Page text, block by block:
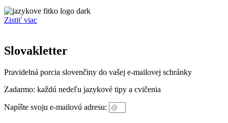
Zistiť viac
Slovakletter
Pravidelná porcia slovenčiny do vašej e-mailovej schránky
Zadarmo: každú nedeľu jazykové tipy a cvičenia
Napíšte svoju e-mailovú adresu: